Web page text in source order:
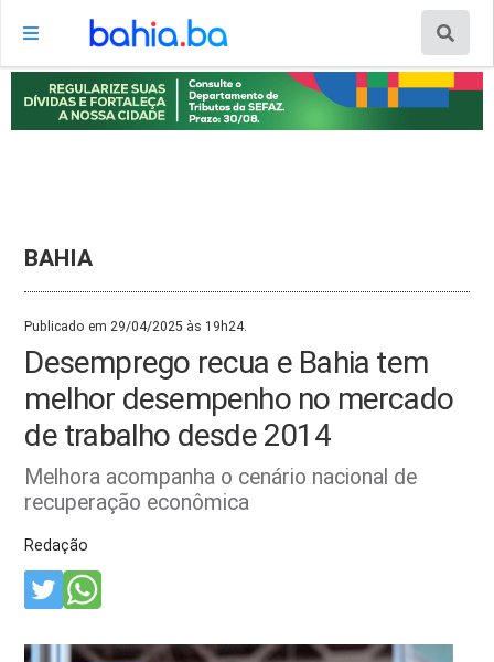
BAHIA
Publicado em 29/04/2025 às 19h24.
Desemprego recua e Bahia tem
melhor desempenho no mercado
de trabalho desde 2014
Melhora acompanha o cenário nacional de
recuperação econômica
Redação